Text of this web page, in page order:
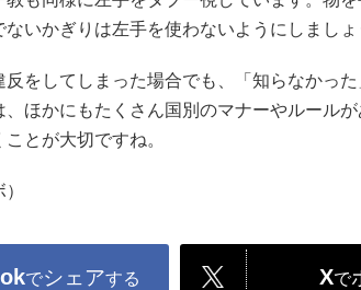
いかぎりは左手を使わないようにしましょ
反をしてしまった場合でも、「知らなかっ
ほかにもたくさん国別のマナーやルール
とが大切ですね。
でシェアする Xで